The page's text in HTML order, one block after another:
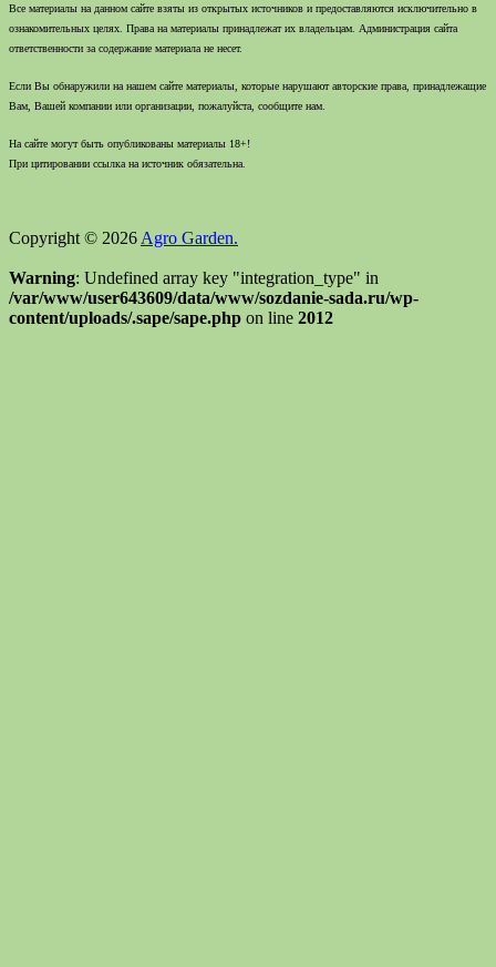
Все материалы на данном сайте взяты из открытых источников и предоставляются исключительно в
ознакомительных целях. Права на материалы принадлежат их владельцам. Администрация сайта
ответственности за содержание материала не несет.
Если Вы обнаружили на нашем сайте материалы, которые нарушают авторские права, принадлежащие
Вам, Вашей компании или организации, пожалуйста, сообщите нам.
На сайте могут быть опубликованы материалы 18+!
При цитировании ссылка на источник обязательна.
Copyright © 2026 Agro Garden.
Warning: Undefined array key "integration_type" in
/var/www/user643609/data/www/sozdanie-sada.ru/wp-
content/uploads/.sape/sape.php on line 2012